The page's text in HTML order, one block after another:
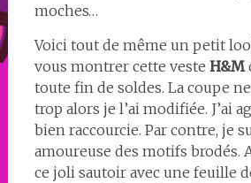
moches…
Voici tout de même un petit
vous montrer cette veste H&M
toute fin de soldes. La coupe
trop alors je l’ai modifiée. J’ai
bien raccourcie. Par contre, je
amoureuse des motifs brodés.
ce joli sautoir avec une feuille